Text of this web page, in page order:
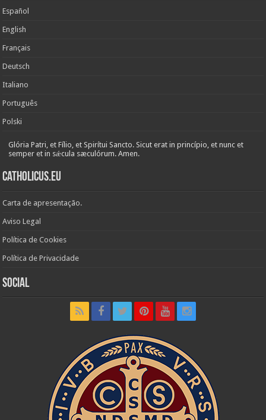
Español
English
Français
Deutsch
Italiano
Português
Polski
Glória Patri, et Fílio, et Spirítui Sancto. Sicut erat in princípio, et nunc et
semper et in sǽcula sæculórum. Amen.
Catholicus.eu
Carta de apresentação.
Aviso Legal
Política de Cookies
Política de Privacidade
Social